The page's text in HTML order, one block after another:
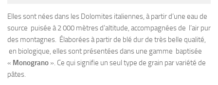
Elles sont nées dans les Dolomites italiennes, à partir d’une eau de
source puisée à 2 000 mètres d’altitude, accompagnées de l’air pur
des montagnes. Élaborées à partir de blé dur de très belle qualité,
en biologique, elles sont présentées dans une gamme baptisée
« Monograno ». Ce qui signifie un seul type de grain par variété de
pâtes.